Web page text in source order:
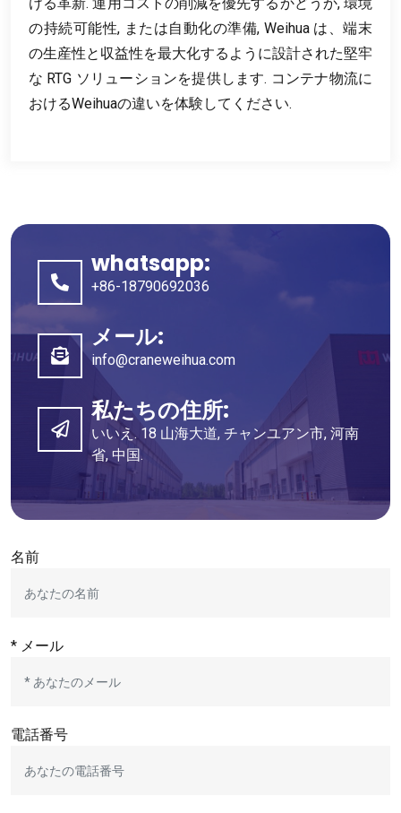
の持続可能性, または自動化の準備, Weihua は、端末
の生産性と収益性を最大化するように設計された堅牢
な RTG ソリューションを提供します. コンテナ物流に
おけるWeihuaの違いを体験してください.
whatsapp:
+86-18790692036
メール:
info@craneweihua.com
私たちの住所:
いいえ. 18 山海大道, チャンユアン市, 河南
省, 中国.
名前
* メール
電話番号